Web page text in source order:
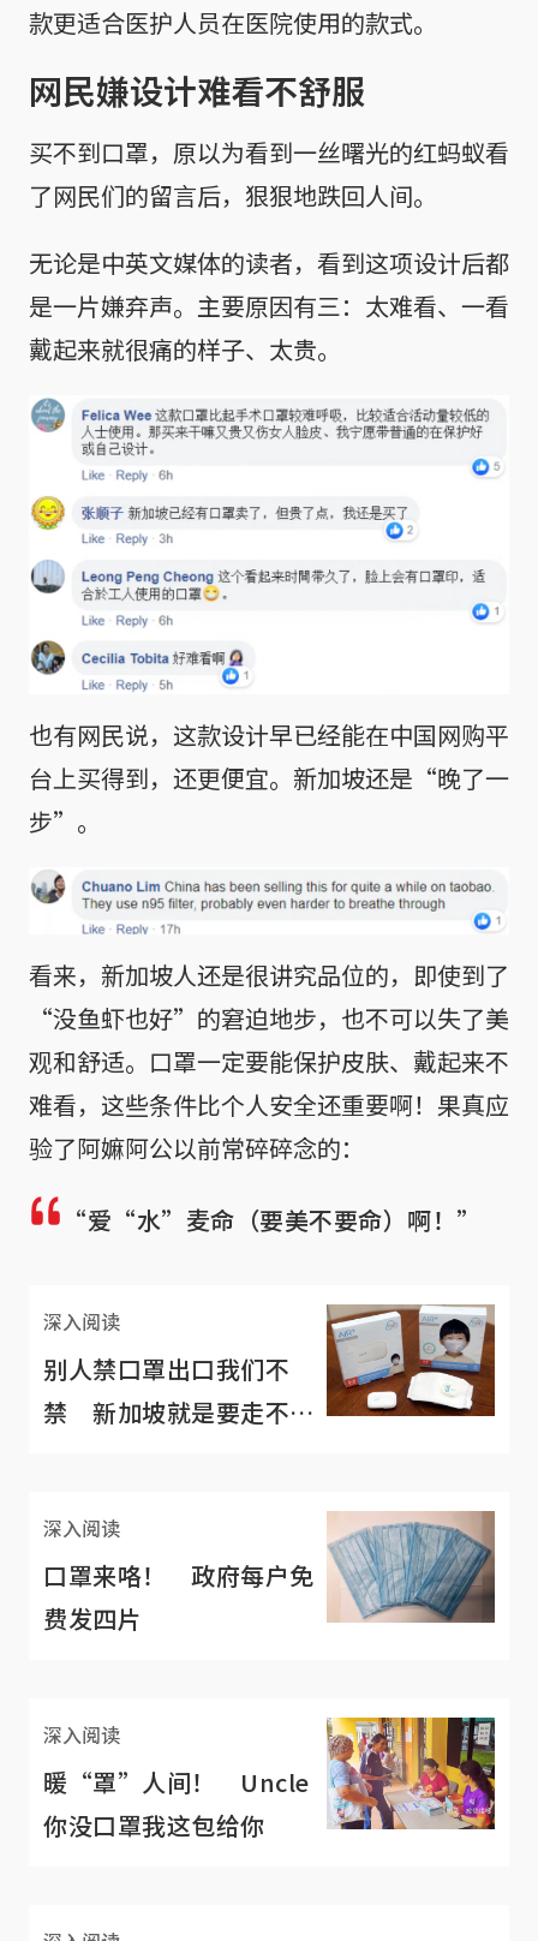
款更适合医护人员在医院使用的款式。
网民嫌设计难看不舒服
买不到口罩，原以为看到一丝曙光的红蚂蚁看
了网民们的留言后，狠狠地跌回人间。
无论是中英文媒体的读者，看到这项设计后都
是一片嫌弃声。主要原因有三：太难看、一看
戴起来就很痛的样子、太贵。
也有网民说，这款设计早已经能在中国网购平
台上买得到，还更便宜。新加坡还是“晚了一
步”。
看来，新加坡人还是很讲究品位的，即使到了
“没鱼虾也好”的窘迫地步，也不可以失了美
观和舒适。口罩一定要能保护皮肤、戴起来不
难看，这些条件比个人安全还重要啊！果真应
验了阿嫲阿公以前常碎碎念的：
“爱“水”麦命（要美不要命）啊！”
深入阅读
别人禁口罩出口我们不
禁 新加坡就是要走不一
深入阅读
口罩来咯！ 政府每户免
费发四片
深入阅读
暖“罩”人间！ Uncle
你没口罩我这包给你